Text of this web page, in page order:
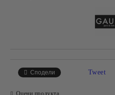
Сподели Tweet
Оцени продукта